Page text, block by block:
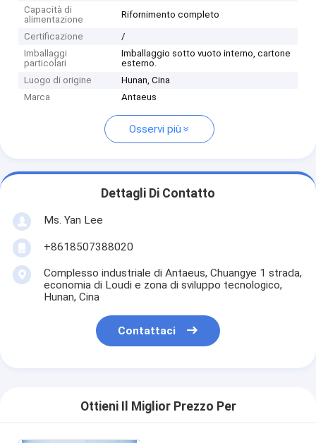
Capacità di
alimentazione
Rifornimento completo
Certificazione
/
Imballaggi
particolari
Imballaggio sotto vuoto interno, cartone
esterno.
Luogo di origine
Hunan, Cina
Marca
Antaeus
Osservi più
Dettagli Di Contatto
Ms. Yan Lee
+8618507388020
Complesso industriale di Antaeus, Chuangye 1 strada,
economia di Loudi e zona di sviluppo tecnologico,
Hunan, Cina
Contattaci
Ottieni Il Miglior Prezzo Per